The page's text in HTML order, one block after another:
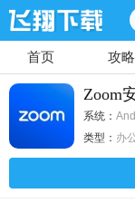
首页 攻略
Zoom
系统：
类型： 办